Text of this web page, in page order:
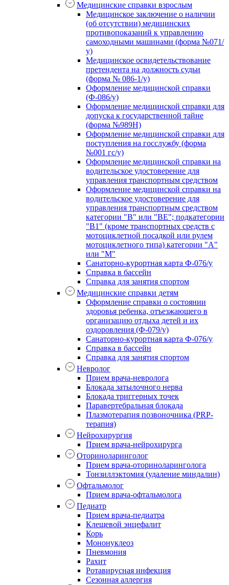
Медицинские справки взрослым
Медицинское заключение о наличии
(об отсутствии) медицинских
противопоказаний к управлению
самоходными машинами (форма №071/
у)
Медицинское освидетельствование
претендента на должность судьи
(форма № 086-1/у)
Оформление медицинской справки
(Ф-086/у)
Оформление медицинской справки для
допуска к государственной тайне
(форма №989Н)
Оформление медицинской справки для
поступления на госслужбу (форма
№001 гс/у)
Оформление медицинской справки на
водительское удостоверение для
управления транспортным средством
Оформление медицинской справки на
водительское удостоверение для
управления транспортным средством
категории "В" или "BE"; подкатегории
"В1" (кроме транспортных средств с
мотоциклетной посадкой или рулем
мотоциклетного типа) категории "А"
или "М"
Санаторно-курортная карта Ф-076/у
Справка в бассейн
Справка для занятия спортом
Медицинские справки детям
Оформление справки о состоянии
здоровья ребенка, отъезжающего в
организацию отдыха детей и их
оздоровления (Ф-079/у)
Санаторно-курортная карта Ф-076/у
Справка в бассейн
Справка для занятия спортом
Невролог
Прием врача-невролога
Блокада затылочного нерва
Блокада триггерных точек
Паравертебральная блокада
Плазмотерапия позвоночника (PRP-
терапия)
Нейрохирургия
Прием врача-нейрохирурга
Оториноларинголог
Прием врача-оториноларинголога
Тонзиллэктомия (удаление миндалин)
Офтальмолог
Прием врача-офтальмолога
Педиатр
Прием врача-педиатра
Клещевой энцефалит
Корь
Мононуклеоз
Пневмония
Рахит
Ротавирусная инфекция
Сезонная аллергия